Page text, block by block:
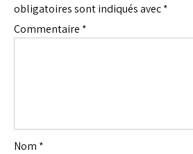
obligatoires sont indiqués avec*
Commentaire *
Nom *